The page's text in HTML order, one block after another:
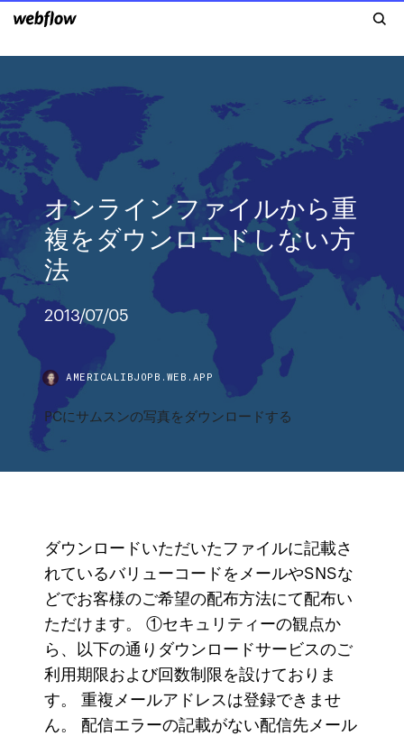
オンラインファイルから重
複をダウンロードしない方
法
2013/07/05
AMERICALIBJOPB.WEB.APP
PCにサムスンの写真をダウンロードする
ダウンロードいただいたファイルに記載さ
れているバリューコードをメールやSNSな
どでお客様のご希望の配布方法にて配布い
ただけます。 ①セキュリティーの観点か
ら、以下の通りダウンロードサービスのご
利用期限および回数制限を設けておりま
す。 重複メールアドレスは登録できませ
ん。 配信エラーの記載がない配信先メール